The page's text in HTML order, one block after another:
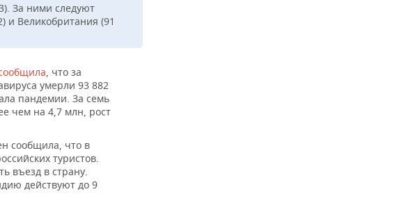
За ними следуют
и Великобритания (91
, что за
умерли 93 882
пандемии. За семь
чем на 4,7 млн, рост
сообщила, что в
туристов.
въезд в страну.
действуют до 9